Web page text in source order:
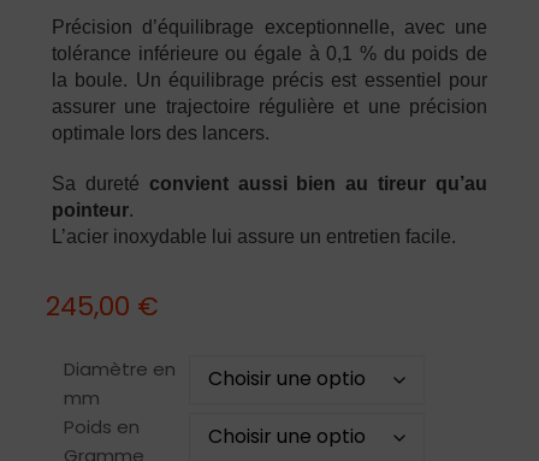
Précision d’équilibrage exceptionnelle, avec une
tolérance inférieure ou égale à 0,1 % du poids de
la boule. Un équilibrage précis est essentiel pour
assurer une trajectoire régulière et une précision
optimale lors des lancers.
Sa dureté convient aussi bien au tireur qu’au
pointeur.
L’acier inoxydable lui assure un entretien facile.
245,00 €
Diamètre en
mm
Poids en
Gramme